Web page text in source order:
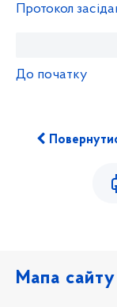
Протокол
До початку
Мапа сайту